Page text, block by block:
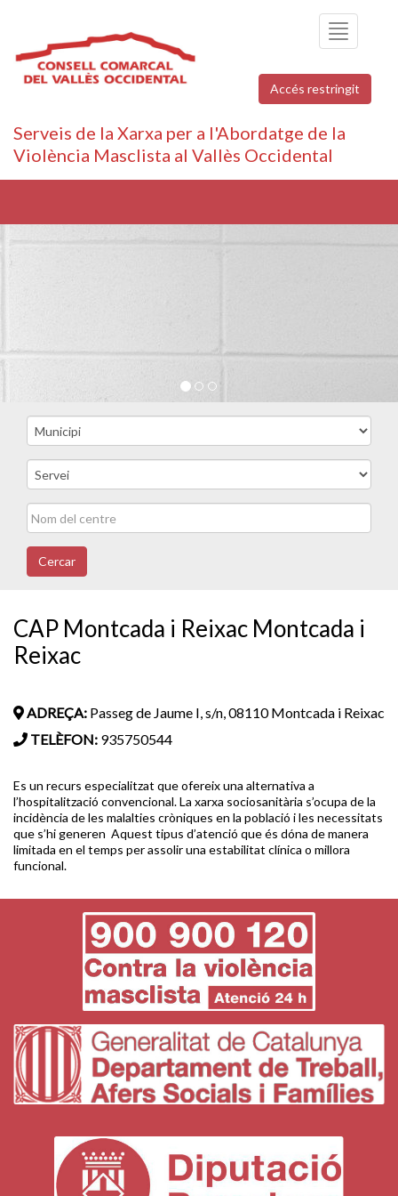
Toggle
navigation
Accés restringit
Serveis de la Xarxa per a l'Abordatge de la
Violència Masclista al Vallès Occidental
Cercar
CAP Montcada i Reixac Montcada i
Reixac
ADREÇA: Passeg de Jaume I, s/n, 08110 Montcada i Reixac
TELÈFON: 935750544
Es un recurs especialitzat que ofereix una alternativa a
l’hospitalització convencional. La xarxa sociosanitària s’ocupa de la
incidència de les malalties cròniques en la població i les necessitats
que s’hi generen Aquest tipus d’atenció que és dóna de manera
limitada en el temps per assolir una estabilitat clínica o millora
funcional.